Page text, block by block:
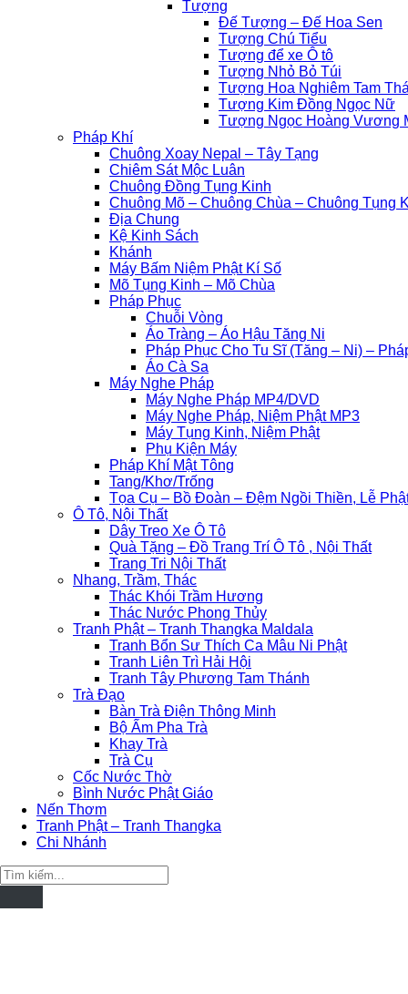
Tượng
Đế Tượng – Đế Hoa Sen
Tượng Chú Tiểu
Tượng để xe Ô tô
Tượng Nhỏ Bỏ Túi
Tượng Hoa Nghiêm Tam
Tượng Kim Đồng Ngọc Nữ
Tượng Ngọc Hoàng Vương
Pháp Khí
Chuông Xoay Nepal – Tây Tạng
Chiêm Sát Mộc Luân
Chuông Đồng Tụng Kinh
Chuông Mõ – Chuông Chùa – Chuông Tụng
Địa Chung
Kệ Kinh Sách
Khánh
Máy Bấm Niệm Phật Kí Số
Mõ Tụng Kinh – Mõ Chùa
Pháp Phục
Chuỗi Vòng
Áo Tràng – Áo Hậu Tăng Ni
Pháp Phục Cho Tu Sĩ (Tăng – Ni) –
Áo Cà Sa
Máy Nghe Pháp
Máy Nghe Pháp MP4/DVD
Máy Nghe Pháp, Niệm Phật MP3
Máy Tụng Kinh, Niệm Phật
Phụ Kiện Máy
Pháp Khí Mật Tông
Tang/Khơ/Trống
Tọa Cụ – Bồ Đoàn – Đệm Ngồi Thiền, Lễ
Ô Tô, Nội Thất
Dây Treo Xe Ô Tô
Quà Tặng – Đồ Trang Trí Ô Tô , Nội Thất
Trang Tri Nội Thất
Nhang, Trầm, Thác
Thác Khói Trầm Hương
Thác Nước Phong Thủy
Tranh Phật – Tranh Thangka Maldala
Tranh Bổn Sư Thích Ca Mâu Ni Phật
Tranh Liên Trì Hải Hội
Tranh Tây Phương Tam Thánh
Trà Đạo
Bàn Trà Điện Thông Minh
Bộ Ấm Pha Trà
Khay Trà
Trà Cụ
Cốc Nước Thờ
Bình Nước Phật Giáo
Nến Thơm
Tranh Phật – Tranh Thangka
Chi Nhánh
Tìm
kiếm: